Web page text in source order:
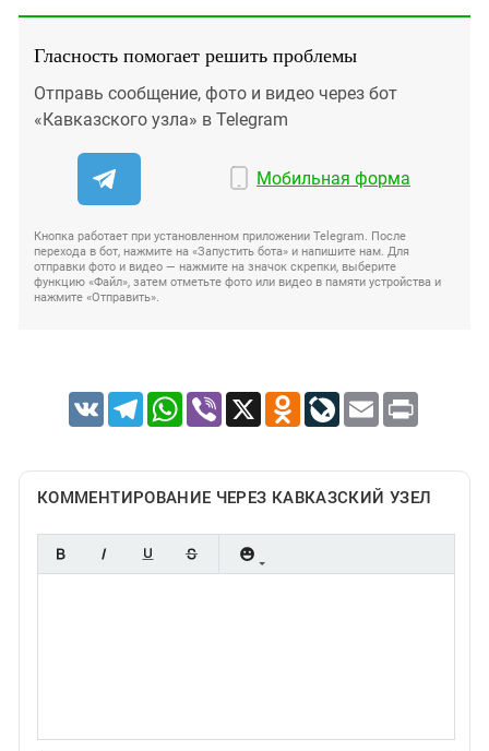
Гласность помогает решить проблемы
Отправь сообщение, фото и видео через бот
«Кавказского узла» в Telegram
Мобильная форма
Кнопка работает при установленном приложении Telegram. После
перехода в бот, нажмите на «Запустить бота» и напишите нам. Для
отправки фото и видео — нажмите на значок скрепки, выберите
функцию «Файл», затем отметьте фото или видео в памяти устройства и
нажмите «Отправить».
VK TelegramWhatsApp
Viber X Odnoklassniki
LiveJournal
Email Print
КОММЕНТИРОВАНИЕ ЧЕРЕЗ КАВКАЗСКИЙ УЗЕЛ